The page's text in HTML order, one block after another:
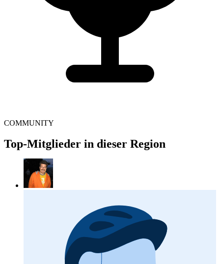
COMMUNITY
Top-Mitglieder in dieser Region